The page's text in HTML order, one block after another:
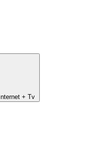
Internet + Tv